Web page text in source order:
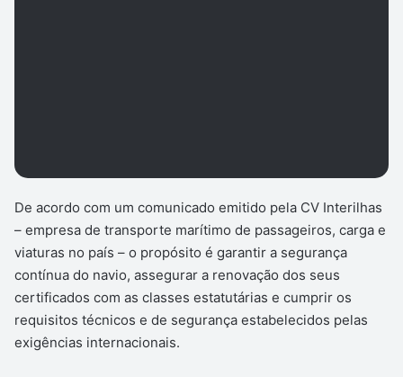
De acordo com um comunicado emitido pela CV Interilhas
– empresa de transporte marítimo de passageiros, carga e
viaturas no país – o propósito é garantir a segurança
contínua do navio, assegurar a renovação dos seus
certificados com as classes estatutárias e cumprir os
requisitos técnicos e de segurança estabelecidos pelas
exigências internacionais.